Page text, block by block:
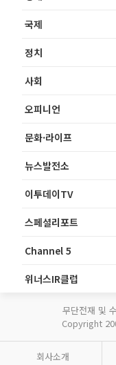
국제
정치
사회
오피니언
문화·라이프
뉴스발전소
이투데이TV
스페셜리포트
Channel 5
위너스IR클럽
무단전재 및
Copyright
회사소개